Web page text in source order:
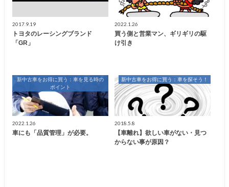
2017.9.19
トヨタのレーシングブランド
「GR」
2022.1.26
買う側と営業マン、ギリギリの駆
け引き
新中古車をお得に買う：車を見る時の
ポイント
2022.1.26
車にも「品質管理」が必要。
新中古車をお得に買う：車を探そう！
2018.5.8
【車離れ】欲しい車がない・見つ
からない事が原因？